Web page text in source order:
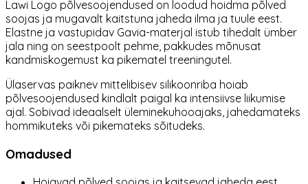
Lawi Logo põlvesoojendused on loodud hoidma põlved
soojas ja mugavalt kaitstuna jaheda ilma ja tuule eest.
Elastne ja vastupidav Gavia-materjal istub tihedalt ümber
jala ning on seestpoolt pehme, pakkudes mõnusat
kandmiskogemust ka pikematel treeningutel.
Ülaservas paiknev mittelibisev silikoonriba hoiab
põlvesoojendused kindlalt paigal ka intensiivse liikumise
ajal. Sobivad ideaalselt üleminekuhooajaks, jahedamateks
hommikuteks või pikemateks sõitudeks.
Omadused